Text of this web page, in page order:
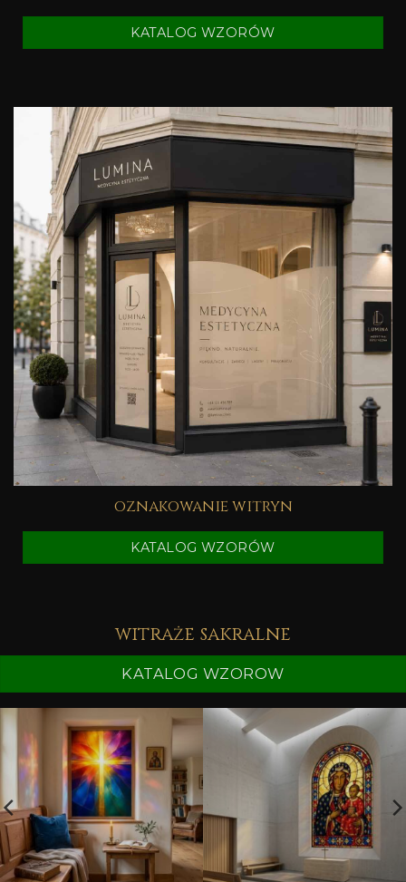
KATALOG WZORÓW
oznakowanie witryn
KATALOG WZORÓW
witraże sakralne
KATALOG WZOROW